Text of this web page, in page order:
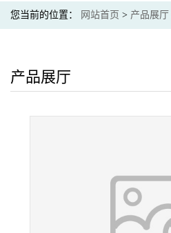
您当前的位置： 网站首页 > 产品展厅
产品展厅